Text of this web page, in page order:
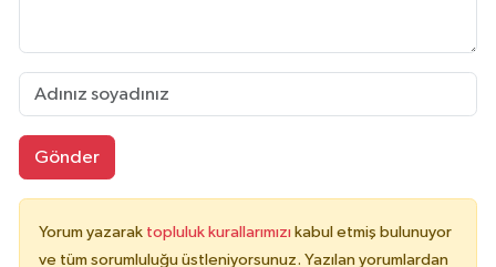
Gönder
Yorum yazarak topluluk kurallarımızı kabul etmiş bulunuyor
ve tüm sorumluluğu üstleniyorsunuz. Yazılan yorumlardan